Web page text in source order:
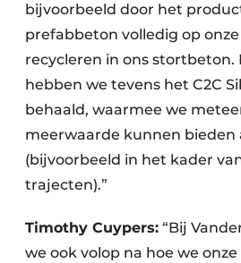
bijvoorbeeld door het
prefabbeton volledig op
recycleren in ons stortbeton.
hebben we tevens het C2C
behaald, waarmee we
meerwaarde kunnen bieden
(bijvoorbeeld in het kader
trajecten).”
Timothy Cuypers: “Bij
we ook volop na hoe we